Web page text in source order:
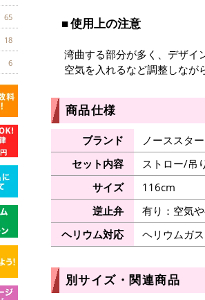
65
18
6
使用上の注意
湾曲する部分が多く、デザイ
空気を入れるなど調整しなが
商品仕様
ブランド
ノーススター
セット内容
ストロー/吊
サイズ
116cm
逆止弁
有り：空気
ヘリウム対応
ヘリウムガ
別サイズ・関連商品